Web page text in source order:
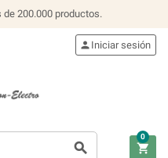
200.000 productos.

 Iniciar sesión

0